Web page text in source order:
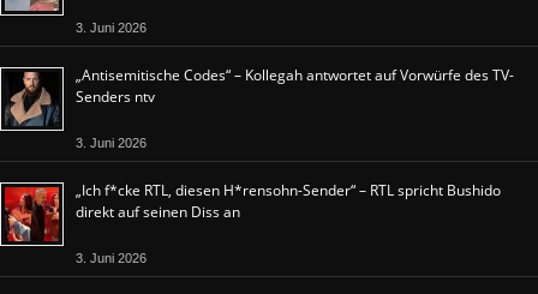
3. Juni 2026
„Antisemitische Codes“ – Kollegah antwortet auf Vorwürfe des TV-
Senders ntv
3. Juni 2026
„Ich f*cke RTL, diesen H*rensohn-Sender“ – RTL spricht Bushido
direkt auf seinen Diss an
3. Juni 2026